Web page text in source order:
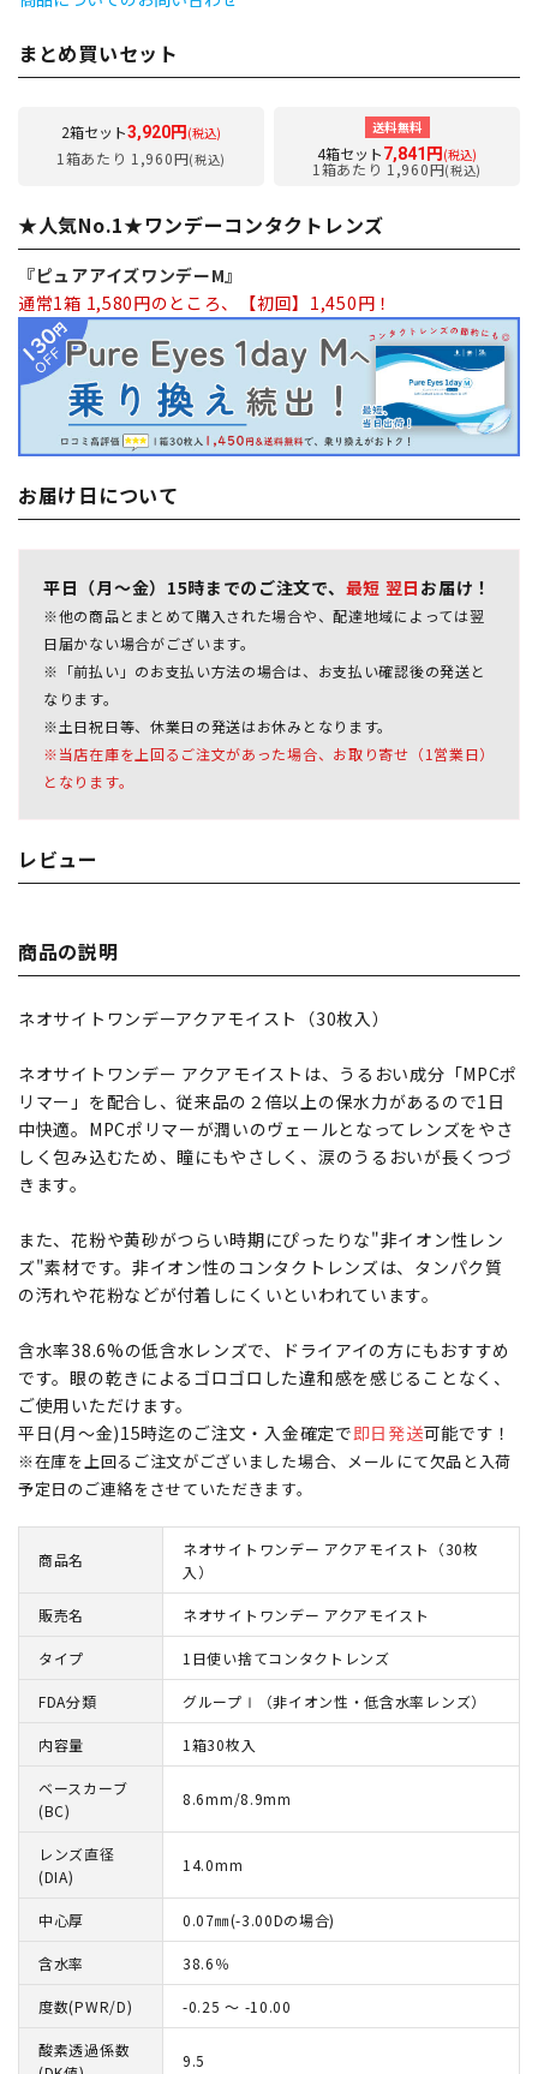
まとめ買いセット
2箱セット3,920円 (税込)
1箱あたり 1,960円(税込)
送料無料
4箱セット7,841円 (税込)
1箱あたり 1,960円(税込)
★人気No.1★ワンデーコンタクトレンズ
『ピュアアイズワンデーM』
通常1箱 1,580円のところ、【初回】1,450円！
お届け日について
平日（月～金）15時までのご注文で、 最短 翌日 お届け！
※他の商品とまとめて購入された場合や、配達地域によっては翌
日届かない場合がございます。
※「前払い」のお支払い方法の場合は、お支払い確認後の発送と
なります。
※土日祝日等、休業日の発送はお休みとなります。
※当店在庫を上回るご注文があった場合、お取り寄せ（1営業日）
となります。
レビュー
商品の説明
ネオサイトワンデーアクアモイスト（30枚入）
ネオサイトワンデー アクアモイストは、うるおい成分「MPCポ
リマー」を配合し、従来品の２倍以上の保水力があるので1日
中快適。MPCポリマーが潤いのヴェールとなってレンズをやさ
しく包み込むため、瞳にもやさしく、涙のうるおいが長くつづ
きます。
また、花粉や黄砂がつらい時期にぴったりな"非イオン性レン
ズ"素材です。非イオン性のコンタクトレンズは、タンパク質
の汚れや花粉などが付着しにくいといわれています。
含水率38.6%の低含水レンズで、ドライアイの方にもおすすめ
です。眼の乾きによるゴロゴロした違和感を感じることなく、
ご使用いただけます。
平日(月～金)15時迄のご注文・入金確定で即日発送可能です！
※在庫を上回るご注文がございました場合、メールにて欠品と入荷
予定日のご連絡をさせていただきます。
商品名
ネオサイトワンデー アクアモイスト（30枚
入）
販売名 ネオサイトワンデー アクアモイスト
タイプ 1日使い捨てコンタクトレンズ
FDA分類 グループⅠ（非イオン性・低含水率レンズ）
内容量 1箱30枚入
ベースカーブ
(BC)
8.6mm/8.9mm
レンズ直径
(DIA)
14.0mm
中心厚 0.07㎜(-3.00Dの場合)
含水率 38.6％
度数(PWR/D) -0.25 ～ -10.00
酸素透過係数
9.5